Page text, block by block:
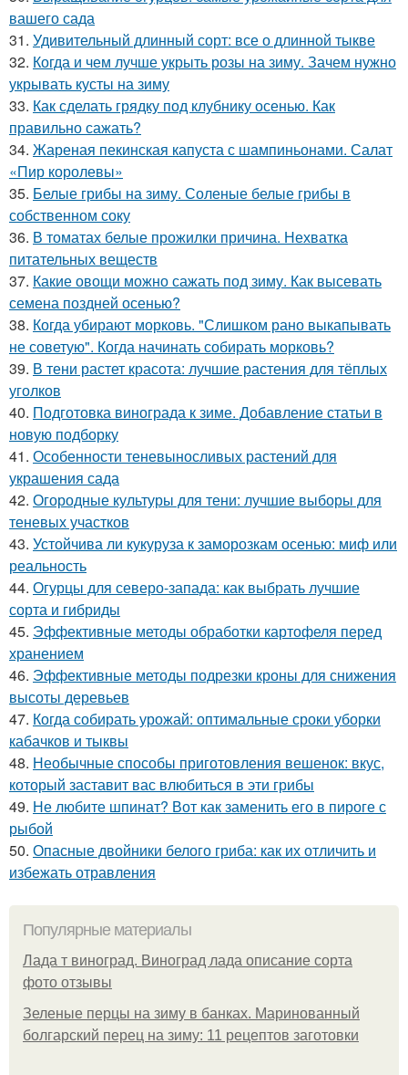
вашего сада
31. Удивительный длинный сорт: все о длинной тыкве
32. Когда и чем лучше укрыть розы на зиму. Зачем нужно
укрывать кусты на зиму
33. Как сделать грядку под клубнику осенью. Как
правильно сажать?
34. Жареная пекинская капуста с шампиньонами. Салат
«Пир королевы»
35. Белые грибы на зиму. Соленые белые грибы в
собственном соку
36. В томатах белые прожилки причина. Нехватка
питательных веществ
37. Какие овощи можно сажать под зиму. Как высевать
семена поздней осенью?
38. Когда убирают морковь. "Слишком рано выкапывать
не советую". Когда начинать собирать морковь?
39. В тени растет красота: лучшие растения для тёплых
уголков
40. Подготовка винограда к зиме. Добавление статьи в
новую подборку
41. Особенности теневыносливых растений для
украшения сада
42. Огородные культуры для тени: лучшие выборы для
теневых участков
43. Устойчива ли кукуруза к заморозкам осенью: миф или
реальность
44. Огурцы для северо-запада: как выбрать лучшие
сорта и гибриды
45. Эффективные методы обработки картофеля перед
хранением
46. Эффективные методы подрезки кроны для снижения
высоты деревьев
47. Когда собирать урожай: оптимальные сроки уборки
кабачков и тыквы
48. Необычные способы приготовления вешенок: вкус,
который заставит вас влюбиться в эти грибы
49. Не любите шпинат? Вот как заменить его в пироге с
рыбой
50. Опасные двойники белого гриба: как их отличить и
избежать отравления
Популярные материалы
Лада т виноград. Виноград лада описание сорта
фото отзывы
Зеленые перцы на зиму в банках. Маринованный
болгарский перец на зиму: 11 рецептов заготовки